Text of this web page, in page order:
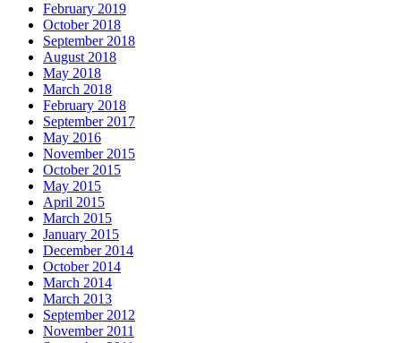
February 2019
October 2018
September 2018
August 2018
May 2018
March 2018
February 2018
September 2017
May 2016
November 2015
October 2015
May 2015
April 2015
March 2015
January 2015
December 2014
October 2014
March 2014
March 2013
September 2012
November 2011